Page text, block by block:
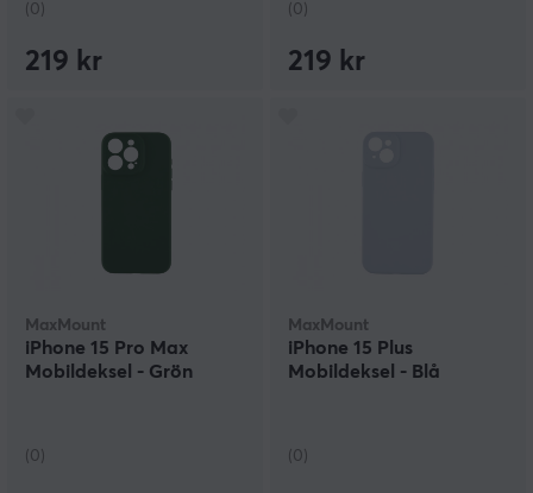
(0)
219 kr
(0)
219 kr
MaxMount
iPhone 15 Pro Max
Mobildeksel - Grön
(0)
MaxMount
iPhone 15 Plus
Mobildeksel - Blå
(0)